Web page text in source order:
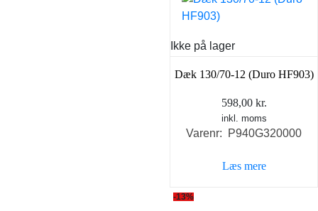
Ikke på lager
Dæk 130/70-12 (Duro HF903)
598,00 kr.
inkl. moms
Varenr: P940G320000
Læs mere
-13%